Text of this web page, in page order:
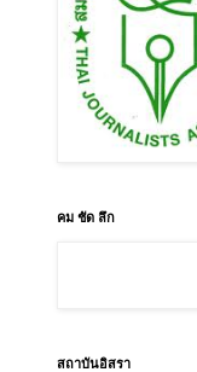
คม ชัด ลึก
สถาบันอิสรา